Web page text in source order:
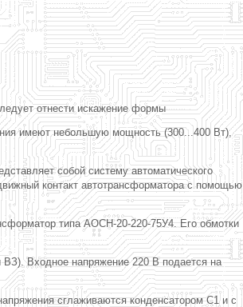
отнести искажение формы
имеют небольшую мощность (300...400 Вт),
собой систему автоматического
контакт автотрансформатора с помощью
типа АОСН-20-220-75У4. Его обмотки
ВЗ). Входное напряжение 220 В подается на
сглаживаются конденсатором С1 и с